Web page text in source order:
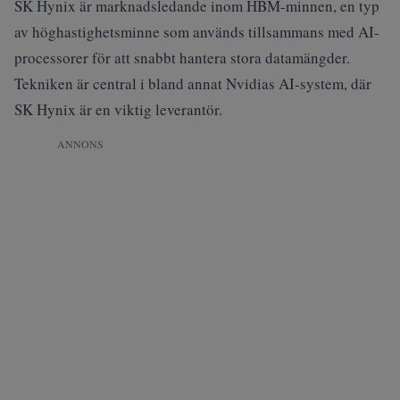
SK Hynix är marknadsledande inom HBM-minnen, en typ
av höghastighetsminne som används tillsammans med AI-
processorer för att snabbt hantera stora datamängder.
Tekniken är central i bland annat Nvidias AI-system, där
SK Hynix är en viktig leverantör.
ANNONS